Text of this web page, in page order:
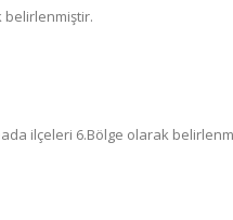
belirlenmiştir.
ilçeleri 6.Bölge olarak